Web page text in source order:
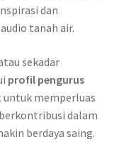
dan
tanah air.
sekadar
profil pengurus
untuk memperluas
dalam
berdaya saing.